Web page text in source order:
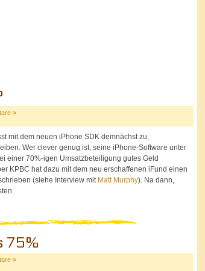
»
mit dem neuen iPhone SDK demnächst zu,
Wer clever genug ist, seine iPhone-Software unter
einer 70%-igen Umsatzbeteiligung gutes Geld
KPBC hat dazu mit dem neu erschaffenen iFund einen
(siehe Interview mit Matt Murphy). Na dann,
75%
»